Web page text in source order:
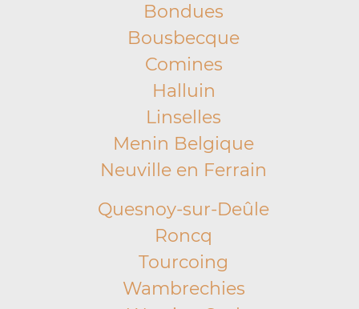
Bondues
Bousbecque
Comines
Halluin
Linselles
Menin Belgique
Neuville en Ferrain
Quesnoy-sur-Deûle
Roncq
Tourcoing
Wambrechies